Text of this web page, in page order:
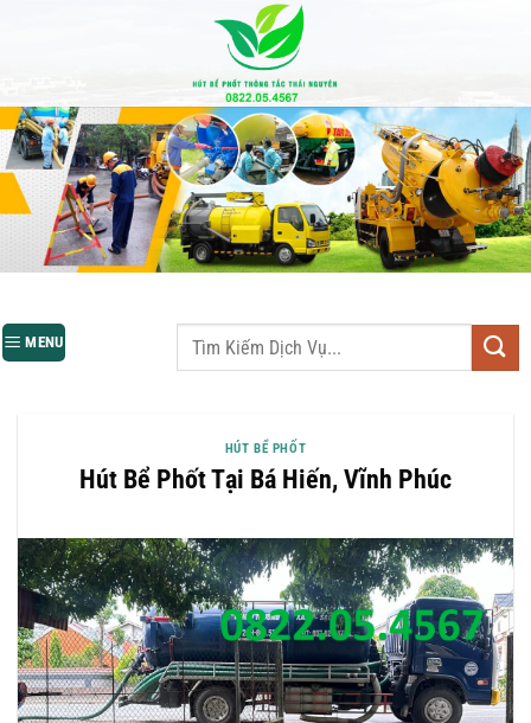
dung
MENU
HÚT BỂ PHỐT
Hút Bể Phốt Tại Bá Hiến, Vĩnh Phúc